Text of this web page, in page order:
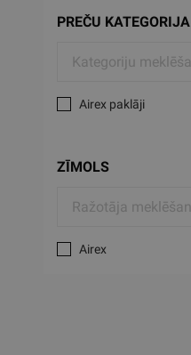
PREČU KATEGORIJA
Airex paklāji
ZĪMOLS
Airex